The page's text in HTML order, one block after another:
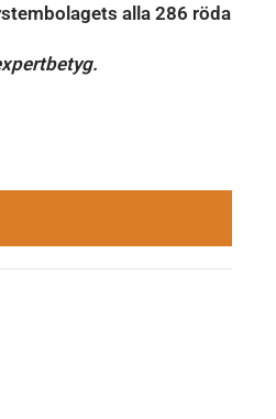
alla 286 röda